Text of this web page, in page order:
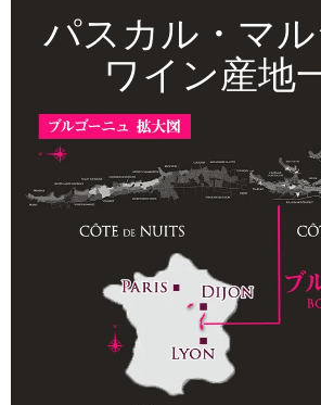
パスカル・マ
ワイン産地